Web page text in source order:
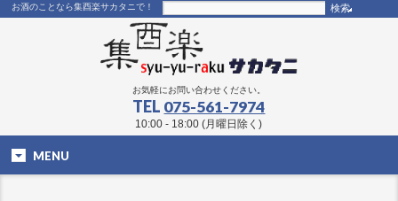
お酒のことなら集酉楽サカタニで！
お気軽にお問い合わせください。
TEL 075-561-7974
10:00 - 18:00 (月曜日除く)
MENU